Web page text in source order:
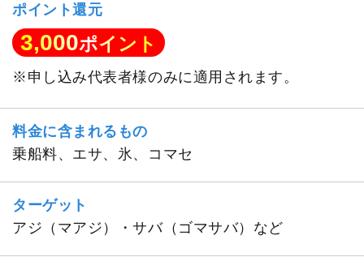
ポイント還元
3,000ポイント
※申し込み代表者様のみに適用されます。
料金に含まれるもの
乗船料、エサ、氷、コマセ
ターゲット
アジ（マアジ）・サバ（ゴマサバ）など